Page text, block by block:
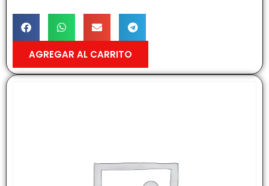
AGREGAR AL CARRITO